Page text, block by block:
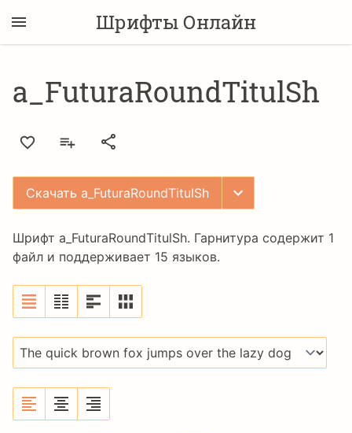
Шрифты Онлайн
a_FuturaRoundTitulSh
Скачать a_FuturaRoundTitulSh
Шрифт a_FuturaRoundTitulSh. Гарнитура содержит 1
файл и поддерживает 15 языков.